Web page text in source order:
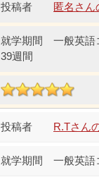
匿名さん
一般英語
39週間
R.Tさん
一般英語